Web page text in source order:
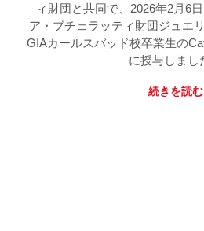
ィ財団と共同で、2026年2月6
ア・ブチェラッティ財団ジュエ
GIAカールスバッド校卒業生の
に授与しまし
続きを読む